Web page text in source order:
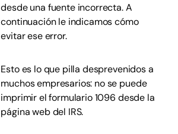
desde una fuente incorrecta. A
continuación le indicamos cómo
evitar ese error.
Esto es lo que pilla desprevenidos a
muchos empresarios: no se puede
imprimir el formulario 1096 desde la
página web del IRS.